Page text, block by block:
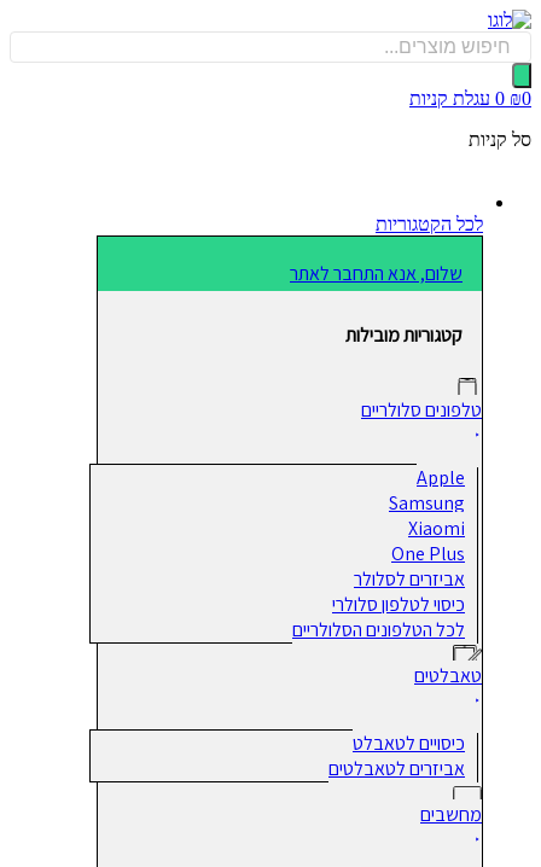
0 עגלת קניות
לכל הקטגוריות
שלום, אנא התחבר לאתר
קטגוריות מובילות
טלפונים סלולריים
Apple
Samsung
Xiaomi
One Plus
אביזרים לסלולר
כיסוי לטלפון סלולרי
לכל הטלפונים הסלולריים
טאבלטים
כיסויים לטאבלט
אביזרים לטאבלטים
מחשבים